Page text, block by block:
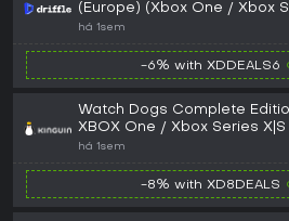
(Europe) (Xbox One / Xbox
X|S) - Xbox Live - Digital Key
há 1sem
-6% with XDDEALS6
Watch Dogs Complete
XBOX One / Xbox Series X|S
há 1sem
-8% with XD8DEALS